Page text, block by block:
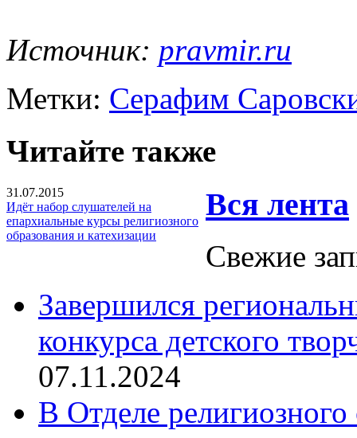
Источник: pravmir.ru
Метки: Серафим
Читайте также
31.07.2015
Идёт набор слушателей на
епархиальные курсы религиозного
образования и катехизации
Вся лента
Свежие
Завершился
конкурса детского
07.11.2024
В Отделе религиозного